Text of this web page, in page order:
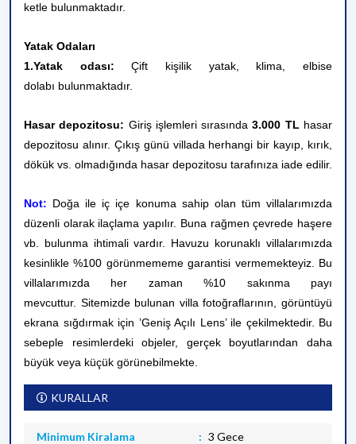
ketle bulunmaktadır.
Yatak Odaları
1.Yatak odası:Çift kişilik yatak, klima, elbise
dolabı bulunmaktadır.
Hasar depozitosu: Giriş işlemleri sırasında3.000 TL hasar
depozitosu alınır. Çıkış günü villada herhangi bir kayıp, kırık,
dökük vs. olmadığında hasar depozitosu tarafınıza iade edilir.
Not: Doğa ile iç içe konuma sahip olan tüm villalarımızda
düzenli olarak ilaçlama yapılır. Buna rağmen çevrede haşere
vb. bulunma ihtimali vardır. Havuzu korunaklı villalarımızda
kesinlikle %100 görünmememe garantisi vermemekteyiz. Bu
villalarımızda her zaman %10 sakınma payı
mevcuttur. Sitemizde bulunan villa fotoğraflarının, görüntüyü
ekrana sığdırmak için ’Geniş Açılı Lens’ ile çekilmektedir. Bu
sebeple resimlerdeki objeler, gerçek boyutlarından daha
büyük veya küçük görünebilmekte.
KURALLAR
Minimum Kiralama 3 Gece